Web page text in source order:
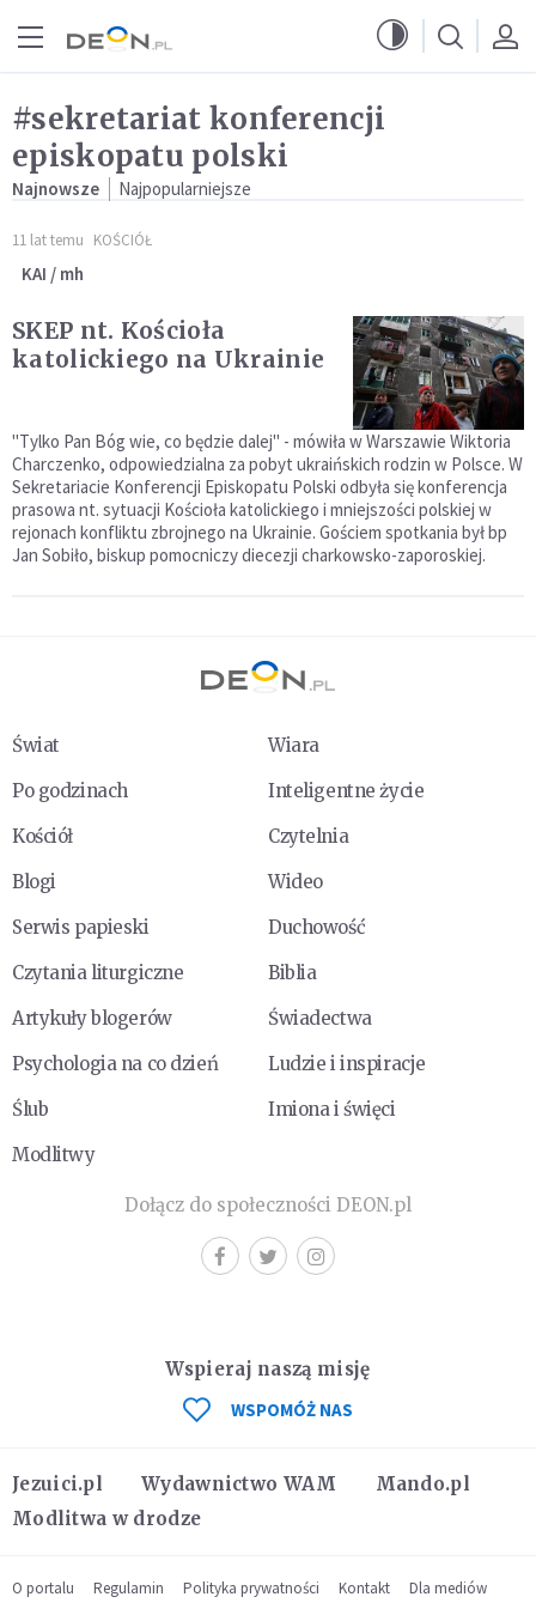
#sekretariat konferencji
episkopatu polski
Najnowsze Najpopularniejsze
11 lat temu KOŚCIÓŁ
KAI / mh
SKEP nt. Kościoła
katolickiego na Ukrainie
"Tylko Pan Bóg wie, co będzie dalej" - mówiła w Warszawie Wiktoria
Charczenko, odpowiedzialna za pobyt ukraińskich rodzin w Polsce. W
Sekretariacie Konferencji Episkopatu Polski odbyła się konferencja
prasowa nt. sytuacji Kościoła katolickiego i mniejszości polskiej w
rejonach konfliktu zbrojnego na Ukrainie. Gościem spotkania był bp
Jan Sobiło, biskup pomocniczy diecezji charkowsko-zaporoskiej.
Świat
Wiara
Po godzinach
Inteligentne życie
Kościół
Czytelnia
Blogi
Wideo
Serwis papieski
Duchowość
Czytania liturgiczne
Biblia
Artykuły blogerów
Świadectwa
Psychologia na co dzień
Ludzie i inspiracje
Ślub
Imiona i święci
Modlitwy
Dołącz do społeczności DEON.pl
Jezuici.pl Wydawnictwo WAM
Mando.pl
Modlitwa w drodze
Wspieraj naszą misję
WSPOMÓŻ NAS
O portalu Regulamin Polityka prywatności Kontakt Dla mediów